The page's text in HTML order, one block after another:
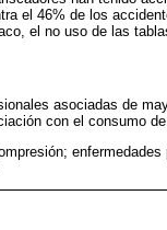
el 46% de los
el no uso de las
asociadas de
con el consumo